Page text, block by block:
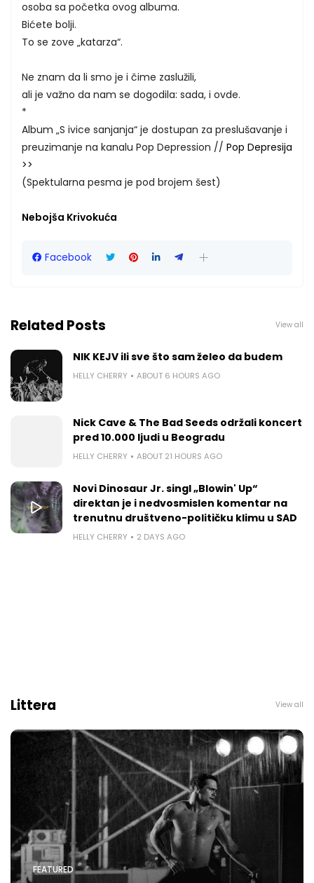
osoba sa početka ovog albuma.
Bićete bolji.
To se zove „katarza“.
Ne znam da li smo je i čime zaslužili,
ali je važno da nam se dogodila: sada, i ovde.
*
Album „S ivice sanjanja“ je dostupan za preslušavanje i
preuzimanje na kanalu Pop Depression // Pop Depresija
>>
(Spektularna pesma je pod brojem šest)
Nebojša Krivokuća
Facebook
Related Posts View all
NIK KEJV ili sve što sam želeo da budem
HELLY CHERRY ABOUT 6 HOURS AGO
Nick Cave & The Bad Seeds održali koncert
pred 10.000 ljudi u Beogradu
HELLY CHERRY ABOUT 21 HOURS AGO
Novi Dinosaur Jr. singl „Blowin' Up“
direktan je i nedvosmislen komentar na
trenutnu društveno-političku klimu u SAD
HELLY CHERRY 2 DAYS AGO
Littera View all
FEATURED